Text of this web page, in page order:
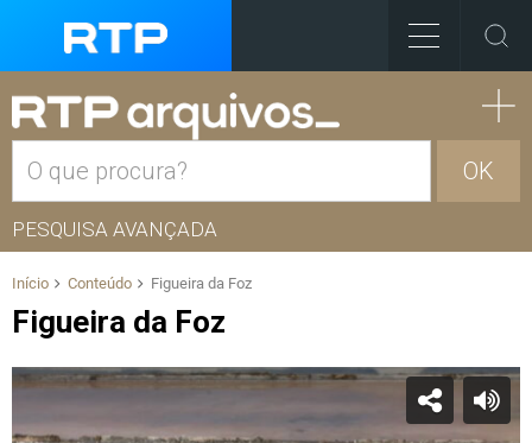
OK
PESQUISA AVANÇADA
Início Conteúdo Figueira da Foz
Figueira da Foz